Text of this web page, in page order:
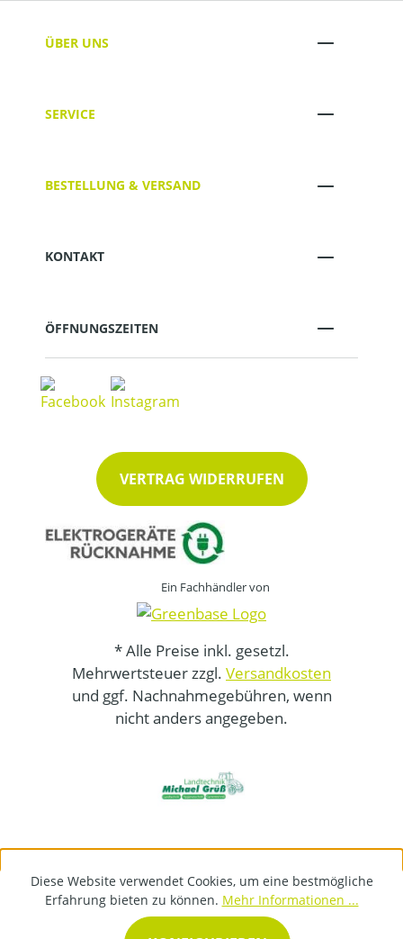
ÜBER UNS
SERVICE
BESTELLUNG & VERSAND
KONTAKT
ÖFFNUNGSZEITEN
VERTRAG WIDERRUFEN
Ein Fachhändler von
* Alle Preise inkl. gesetzl.
Mehrwertsteuer zzgl. Versandkosten
und ggf. Nachnahmegebühren, wenn
nicht anders angegeben.
Diese Website verwendet Cookies, um eine bestmögliche
Erfahrung bieten zu können. Mehr Informationen ...